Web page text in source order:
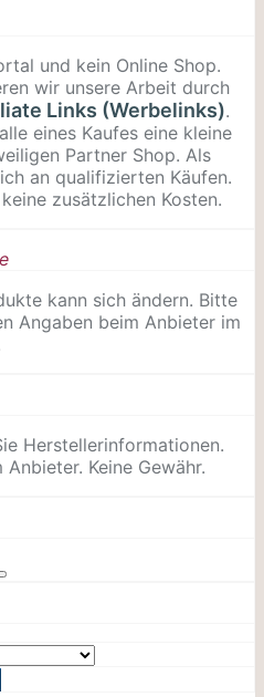
und kein Online Shop.
wir unsere Arbeit durch
Links (Werbelinks).
eines Kaufes eine kleine
Partner Shop. Als
an qualifizierten Käufen.
zusätzlichen Kosten.
kann sich ändern. Bitte
Angaben beim Anbieter im
Herstellerinformationen.
Keine Gewähr.